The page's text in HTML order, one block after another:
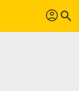
profil search